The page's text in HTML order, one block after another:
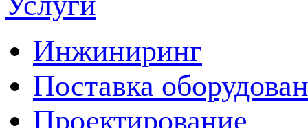
Инжиниринг
Поставка
Проектирование